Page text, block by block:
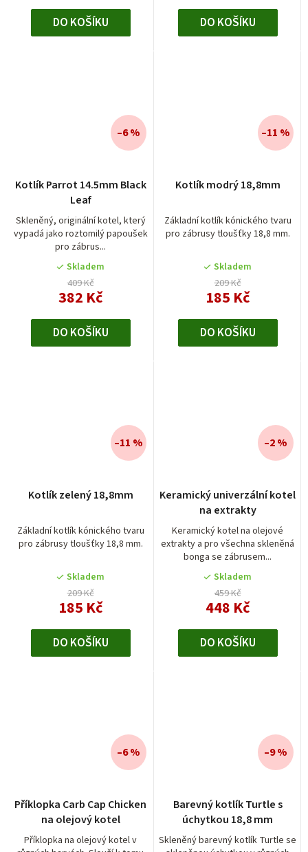
DO KOŠÍKU DO KOŠÍKU
Kotlík Parrot 14.5mm Black
Leaf
Skleněný, originální kotel, který
vypadá jako roztomilý papoušek
pro zábrus...
Skladem
409 Kč
382 Kč
–6 %
DO KOŠÍKU
Kotlík modrý 18,8mm
Základní kotlík kónického tvaru
pro zábrusy tloušťky 18,8 mm.
Skladem
209 Kč
185 Kč
–11 %
DO KOŠÍKU
Kotlík zelený 18,8mm
Základní kotlík kónického tvaru
pro zábrusy tloušťky 18,8 mm.
Skladem
209 Kč
185 Kč
–11 %
DO KOŠÍKU
Keramický univerzální kotel
na extrakty
Keramický kotel na olejové
extrakty a pro všechna skleněná
bonga se zábrusem...
Skladem
459 Kč
448 Kč
–2 %
DO KOŠÍKU
Příklopka Carb Cap Chicken
na olejový kotel
Příklopka na olejový kotel v
–6 %
Barevný kotlík Turtle s
úchytkou 18,8 mm
Skleněný barevný kotlík Turtle se
–9 %